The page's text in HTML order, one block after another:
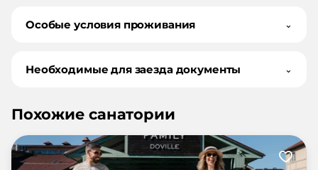
Особые условия проживания ⌄
Необходимые для заезда документы ⌄
Похожие санатории